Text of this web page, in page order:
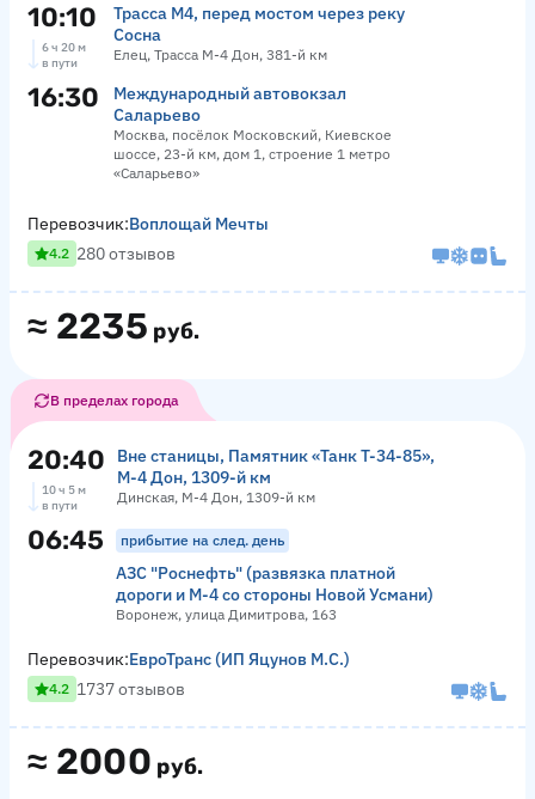
10:10
Трасса М4, перед мостом через реку
Сосна
Елец, Трасса М-4 Дон, 381-й км
6 ч 20 м
в пути
16:30
Международный автовокзал
Саларьево
Москва, посёлок Московский, Киевское
шоссе, 23-й км, дом 1, строение 1 метро
«Саларьево»
≈ 2235 руб.
Перевозчик:Воплощай Мечты
4.2 280 отзывов
В пределах города
20:40
Вне станицы, Памятник «‎Танк Т-34-85»,
М-4 Дон, 1309-й км
Динская, М-4 Дон, 1309-й км
10 ч 5 м
в пути
06:45 прибытие на след. день
АЗС "Роснефть" (развязка платной
дороги и М-4 со стороны Новой Усмани)
Воронеж, улица Димитрова, 163
≈ 2000 руб.
Перевозчик:ЕвроТранс (ИП Яцунов М.С.)
4.2 1737 отзывов